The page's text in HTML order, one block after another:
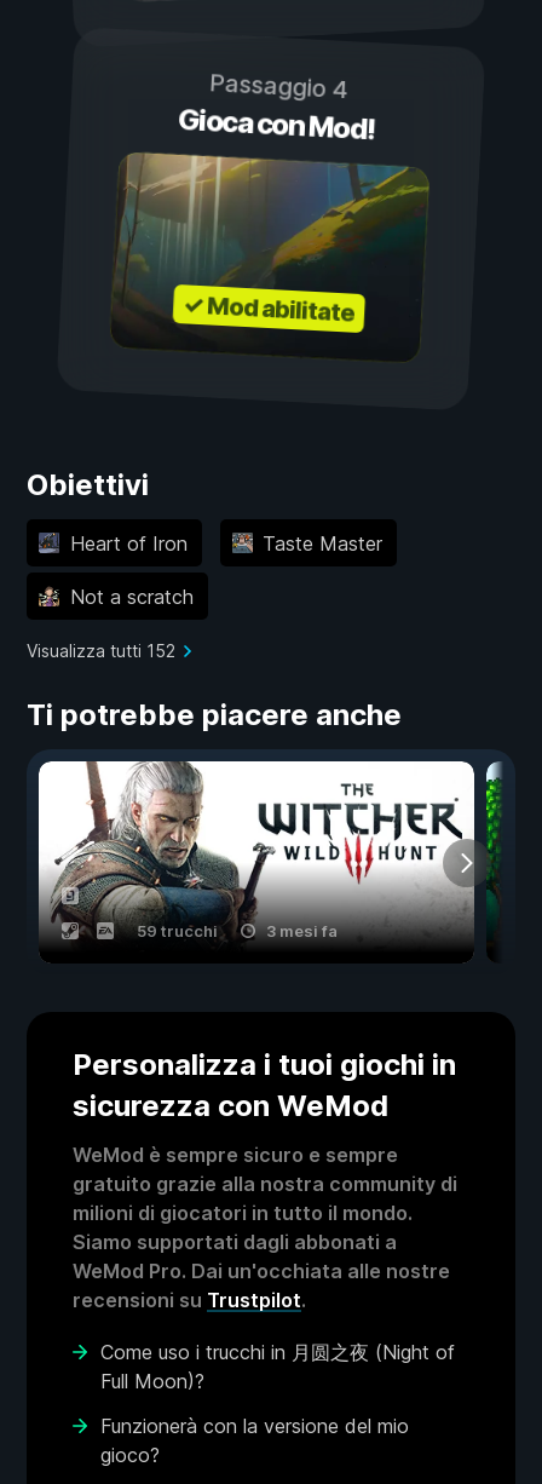
Passaggio 4
Gioca con Mod!
✓ Mod abilitate
Obiettivi
Heart of Iron Taste Master
Not a scratch
Visualizza tutti 152
Ti potrebbe piacere anche
59 trucchi 3 mesi fa
Personalizza i tuoi giochi in
sicurezza con WeMod
WeMod è sempre sicuro e sempre
gratuito grazie alla nostra community di
milioni di giocatori in tutto il mondo.
Siamo supportati dagli abbonati a
WeMod Pro. Dai un'occhiata alle nostre
recensioni su Trustpilot.
Come uso i trucchi in 月圆之夜 (Night of
Full Moon)?
Funzionerà con la versione del mio
gioco?